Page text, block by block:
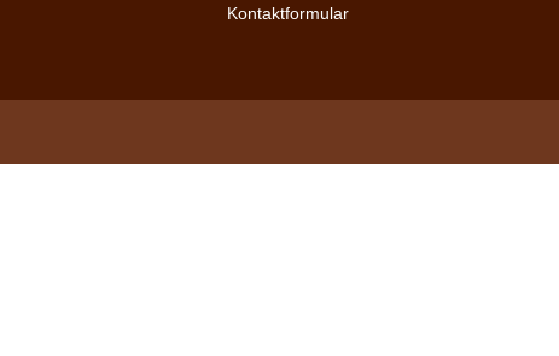
Kontaktformular